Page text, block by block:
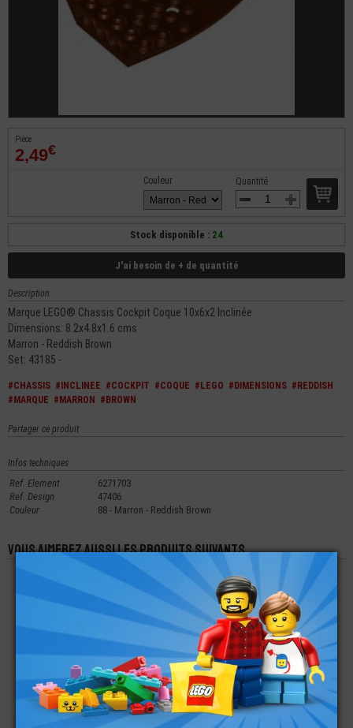
Pièce
2,49€
Quantité
Couleur
Stock disponible : 24
J'ai besoin de + de quantité
Description
Marque LEGO® Chassis Cockpit Coque 10x6x2 Inclinée
Dimensions: 8.2x4.8x1.6 cms
Marron - Reddish Brown
Set: 43185 -
#CHASSIS #INCLINEE #COCKPIT #COQUE #LEGO #DIMENSIONS #REDDISH
#MARQUE #MARRON #BROWN
Partager ce produit
Infos techniques
Ref. Element
6271703
Ref. Design
47406
Couleur
88 - Marron - Reddish Brown
Vous aimerez aussi les produits suivants
LEGO® CARÉNAGE
POMPIER
2,23€
LEGO®
CARROSSERIE
CHASSIS DE
SCOOTER
4,99€
LEGO® CHASSIS
COQUE AVANT - NEZ
DE TRAIN 6X9X7
2,79
LEGO® TUILE
LEGO® TUILE
LEGO® TUILE